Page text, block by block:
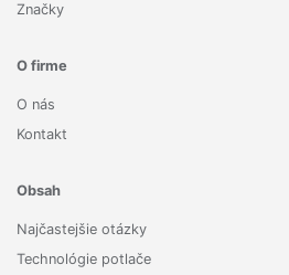
Značky
O firme
O nás
Kontakt
Obsah
Najčastejšie otázky
Technológie potlače